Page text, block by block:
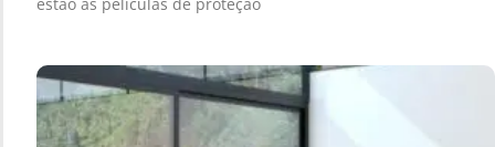
estão as películas de proteção